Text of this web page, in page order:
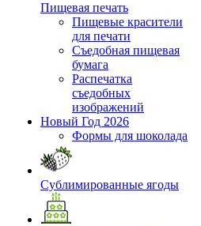
Пищевая печать
Пищевые красители
для печати
Съедобная пищевая
бумага
Распечатка
съедобных
изображений
Новый Год 2026
Формы для шоколада
Сублимированные ягоды